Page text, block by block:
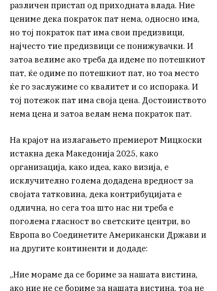
различен пристап од приходната влада. Ние
цениме дека пократок пат нема, односно има,
но тој пократок пат има свои предизвици,
најчесто тие предизвици се понижувачки. И
затоа велиме ако треба да идеме по потешкиот
пат, ќе одиме по потешкиот пат, но тоа место
ќе го заслужиме со квалитет и со испорака. И
тој потежок пат има своја цена. Достоинството
нема цена и затоа велам нема пократок пат.
На крајот на излагањето премиерот Мицкоски
истакна дека Македонија 2025, како
организација, како идеа, како визија, е
исклучително голема додадена вредност за
својата татковина, дека контрибуцијата е
одлична, но сега тоа што нас ни треба е
поголема гласност во светските центри, во
Европа во Соединетите Американски Држави и
на другите континенти и додаде:
„Ние мораме да се бориме за нашата вистина,
ако ние не се бориме за нашата вистина, тоа не